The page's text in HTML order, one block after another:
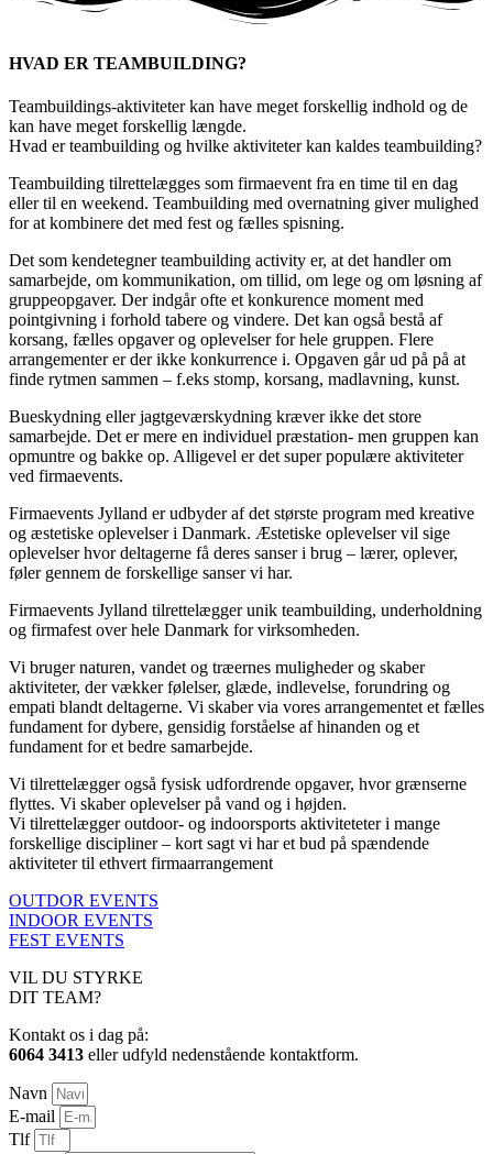
HVAD ER TEAMBUILDING?
Teambuildings-aktiviteter kan have meget forskellig indhold og de
kan have meget forskellig længde.
Hvad er teambuilding og hvilke aktiviteter kan kaldes teambuilding?
Teambuilding tilrettelægges som firmaevent fra en time til en dag
eller til en weekend. Teambuilding med overnatning giver mulighed
for at kombinere det med fest og fælles spisning.
Det som kendetegner teambuilding activity er, at det handler om
samarbejde, om kommunikation, om tillid, om lege og om løsning af
gruppeopgaver. Der indgår ofte et konkurence moment med
pointgivning i forhold tabere og vindere. Det kan også bestå af
korsang, fælles opgaver og oplevelser for hele gruppen. Flere
arrangementer er der ikke konkurrence i. Opgaven går ud på på at
finde rytmen sammen – f.eks stomp, korsang, madlavning, kunst.
Bueskydning eller jagtgeværskydning kræver ikke det store
samarbejde. Det er mere en individuel præstation- men gruppen kan
opmuntre og bakke op. Alligevel er det super populære aktiviteter
ved firmaevents.
Firmaevents Jylland er udbyder af det største program med kreative
og æstetiske oplevelser i Danmark. Æstetiske oplevelser vil sige
oplevelser hvor deltagerne få deres sanser i brug – lærer, oplever,
føler gennem de forskellige sanser vi har.
Firmaevents Jylland tilrettelægger unik teambuilding, underholdning
og firmafest over hele Danmark for virksomheden.
Vi bruger naturen, vandet og træernes muligheder og skaber
aktiviteter, der vækker følelser, glæde, indlevelse, forundring og
empati blandt deltagerne. Vi skaber via vores arrangementet et fælles
fundament for dybere, gensidig forståelse af hinanden og et
fundament for et bedre samarbejde.
Vi tilrettelægger også fysisk udfordrende opgaver, hvor grænserne
flyttes. Vi skaber oplevelser på vand og i højden.
Vi tilrettelægger outdoor- og indoorsports aktiviteteter i mange
forskellige discipliner – kort sagt vi har et bud på spændende
aktiviteter til ethvert firmaarrangement
OUTDOR EVENTS
INDOOR EVENTS
FEST EVENTS
VIL DU STYRKE
DIT TEAM?
Kontakt os i dag på:
6064 3413 eller udfyld nedenstående kontaktform.
Navn
E-mail
Tlf